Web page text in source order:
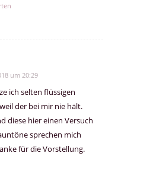
um 20:29
ich selten flüssigen
der bei mir nie hält.
diese hier einen Versuch
sprechen mich
für die Vorstellung.